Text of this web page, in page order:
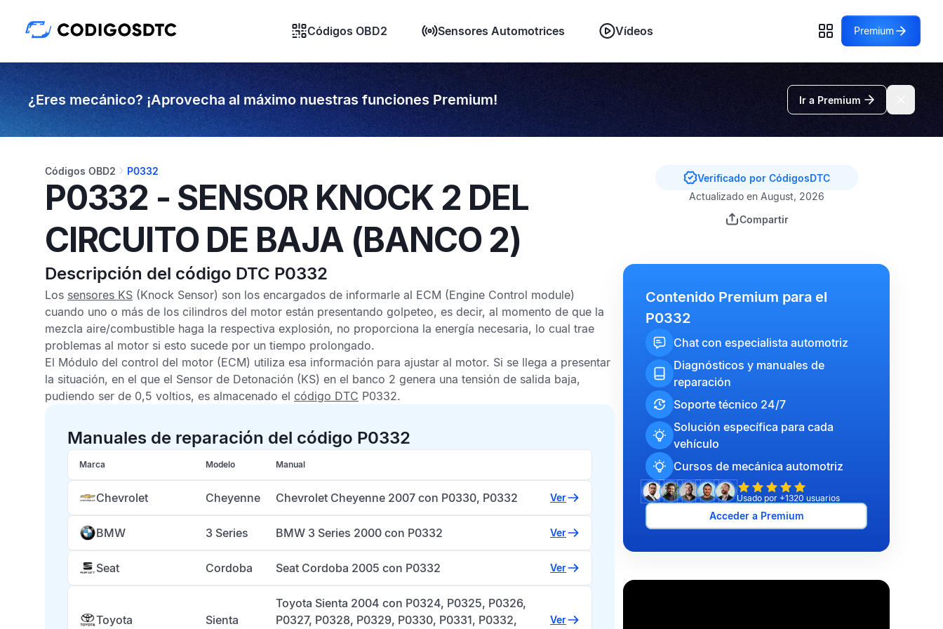
Códigos OBD2 Sensores Automotrices Vídeos Premium
¿Eres mecánico? ¡Aprovecha al máximo nuestras funciones Premium! Ir a Premium
Códigos OBD2 P0332
P0332 - SENSOR KNOCK 2 DEL
CIRCUITO DE BAJA (BANCO 2)
Descripción del código DTC P0332
Los sensores KS (Knock Sensor) son los encargados de informarle al ECM (Engine Control module)
cuando uno o más de los cilindros del motor están presentando golpeteo, es decir, al momento de que la
mezcla aire/combustible haga la respectiva explosión, no proporciona la energía necesaria, lo cual trae
problemas al motor si esto sucede por un tiempo prolongado.
El Módulo del control del motor (ECM) utiliza esa información para ajustar al motor. Si se llega a presentar
la situación, en el que el Sensor de Detonación (KS) en el banco 2 genera una tensión de salida baja,
pudiendo ser de 0,5 voltios, es almacenado el código DTC P0332.
Manuales de reparación del código P0332
Marca Modelo Manual
Chevrolet Cheyenne Chevrolet Cheyenne 2007 con P0330, P0332 Ver
BMW 3 Series BMW 3 Series 2000 con P0332 Ver
Seat Cordoba Seat Cordoba 2005 con P0332 Ver
Toyota Sienta
Toyota Sienta 2004 con P0324, P0325, P0326,
P0327, P0328, P0329, P0330, P0331, P0332,
Ver
Verificado por CódigosDTC
Actualizado en August, 2026
Compartir
Contenido Premium para el
P0332
Chat con especialista automotriz
Diagnósticos y manuales de
reparación
Soporte técnico 24/7
Solución específica para cada
vehículo
Cursos de mecánica automotriz
Usado por +1320 usuarios
Acceder a Premium